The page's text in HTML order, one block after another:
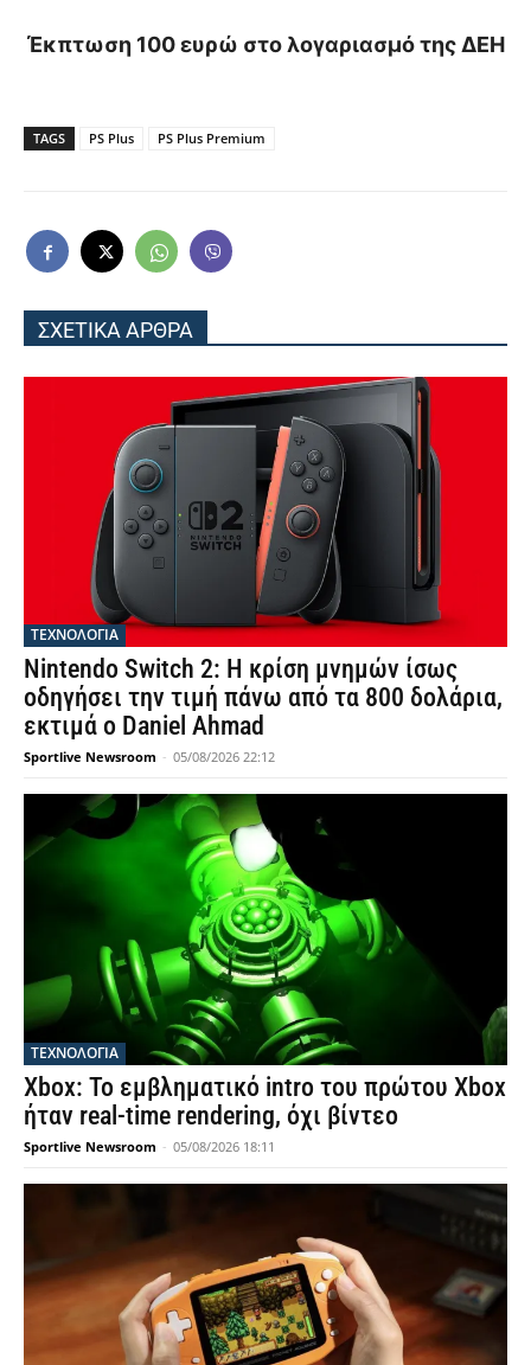
Έκπτωση 100 ευρώ στο λογαριασμό της ΔΕΗ
TAGS PS Plus PS Plus Premium
ΣΧΕΤΙΚΑ ΑΡΘΡΑ
ΤΕΧΝΟΛΟΓΙΑ
Nintendo Switch 2: Η κρίση μνημών ίσως
οδηγήσει την τιμή πάνω από τα 800 δολάρια,
εκτιμά ο Daniel Ahmad
Sportlive Newsroom - 05/08/2026 22:12
ΤΕΧΝΟΛΟΓΙΑ
Xbox: Το εμβληματικό intro του πρώτου Xbox
ήταν real-time rendering, όχι βίντεο
Sportlive Newsroom - 05/08/2026 18:11